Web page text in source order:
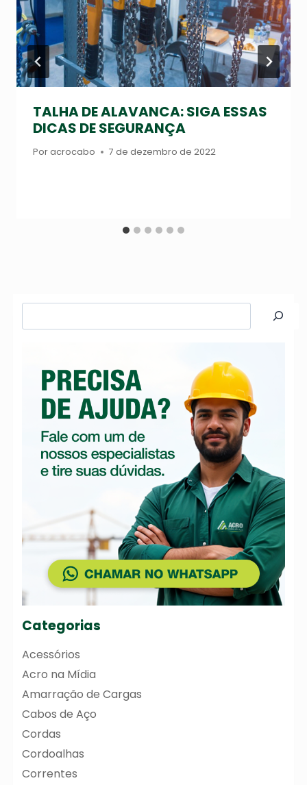
TALHA DE ALAVANCA: SIGA ESSAS
DICAS DE SEGURANÇA
Poracrocabo 7 de dezembro de 2022
Categorias
Acessórios
Acro na Mídia
Amarração de Cargas
Cabos de Aço
Cordas
Cordoalhas
Correntes